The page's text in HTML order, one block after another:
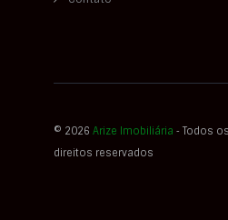
© 2026 Arize Imobiliária ‐ Todos os
direitos reservados